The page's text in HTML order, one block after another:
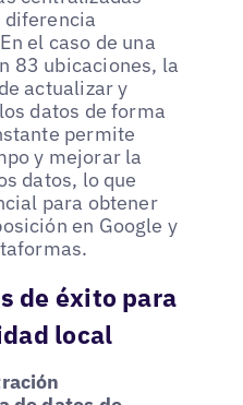
diferencia
el caso de una
83 ubicaciones, la
actualizar y
datos de forma
permite
y mejorar la
datos, lo que
para obtener
en Google y
de éxito para
local